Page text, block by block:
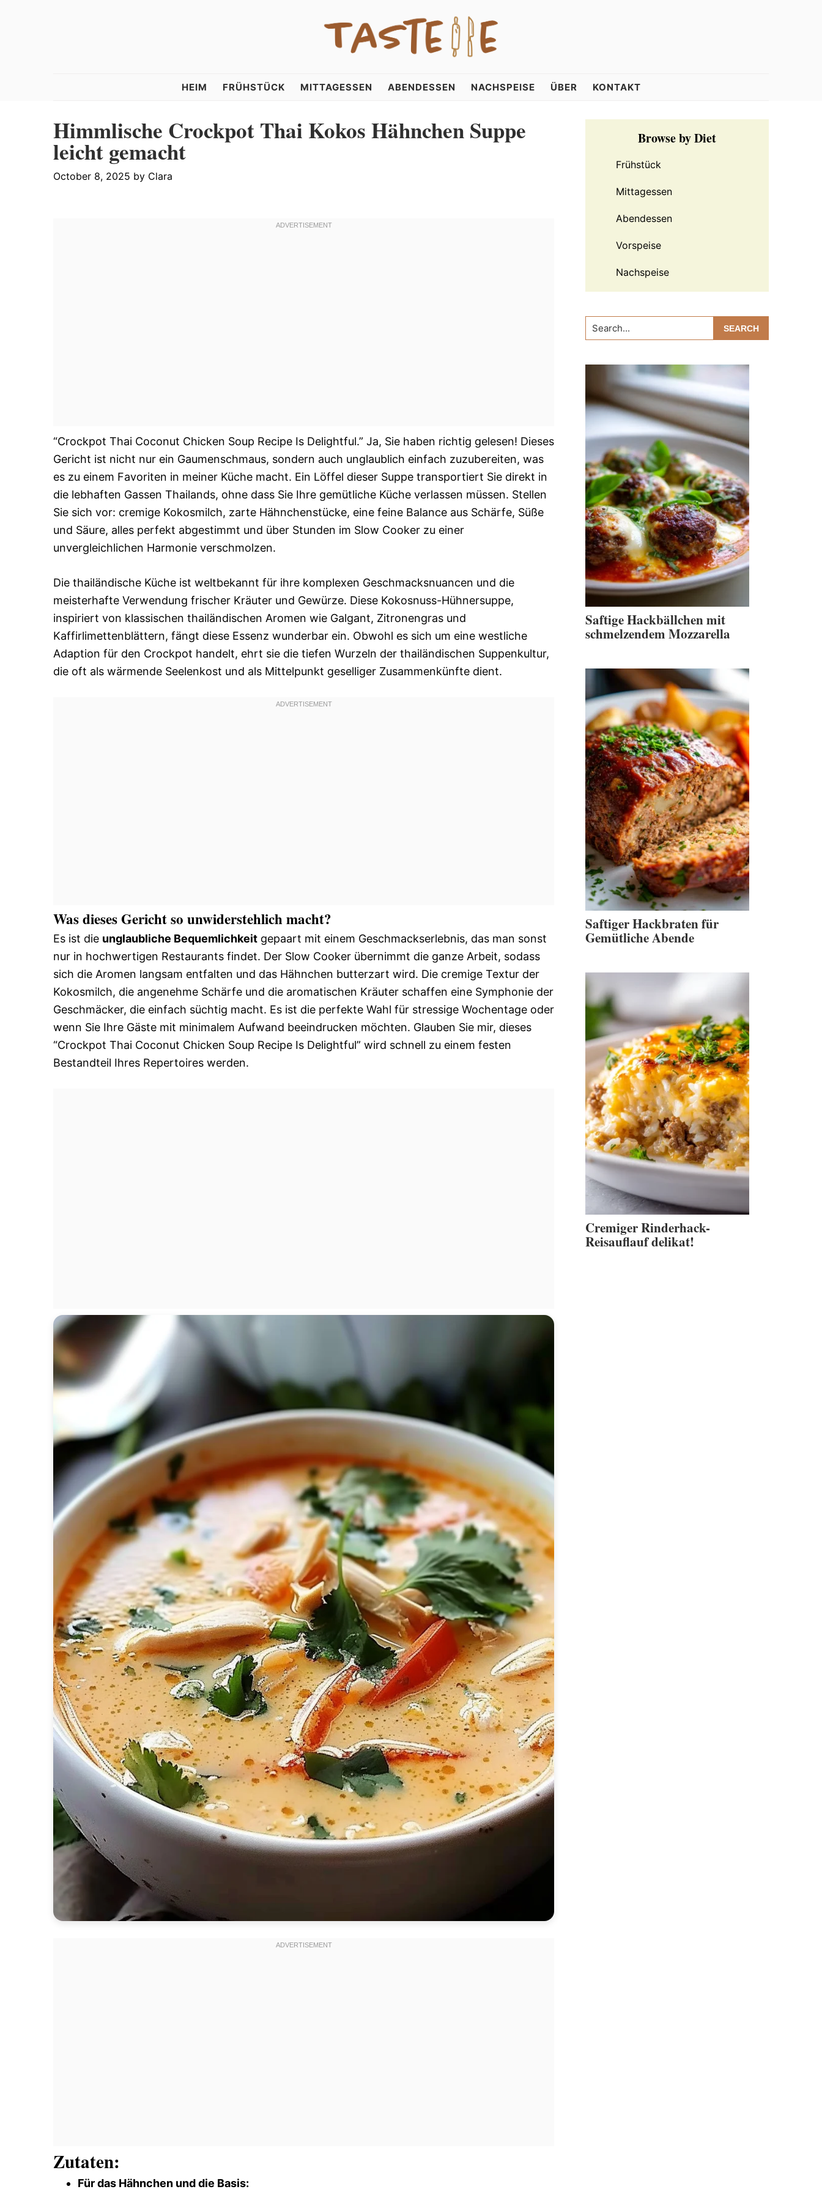
HEIM FRÜHSTÜCK MITTAGESSEN ABENDESSEN NACHSPEISE ÜBER KONTAKT
Himmlische Crockpot Thai Kokos Hähnchen Suppe
leicht gemacht
October 8, 2025 by Clara
“Crockpot Thai Coconut Chicken Soup Recipe Is Delightful.” Ja, Sie haben richtig gelesen! Dieses
Gericht ist nicht nur ein Gaumenschmaus, sondern auch unglaublich einfach zuzubereiten, was
es zu einem Favoriten in meiner Küche macht. Ein Löffel dieser Suppe transportiert Sie direkt in
die lebhaften Gassen Thailands, ohne dass Sie Ihre gemütliche Küche verlassen müssen. Stellen
Sie sich vor: cremige Kokosmilch, zarte Hähnchenstücke, eine feine Balance aus Schärfe, Süße
und Säure, alles perfekt abgestimmt und über Stunden im Slow Cooker zu einer
unvergleichlichen Harmonie verschmolzen.
Die thailändische Küche ist weltbekannt für ihre komplexen Geschmacksnuancen und die
meisterhafte Verwendung frischer Kräuter und Gewürze. Diese Kokosnuss-Hühnersuppe,
inspiriert von klassischen thailändischen Aromen wie Galgant, Zitronengras und
Kaffirlimettenblättern, fängt diese Essenz wunderbar ein. Obwohl es sich um eine westliche
Adaption für den Crockpot handelt, ehrt sie die tiefen Wurzeln der thailändischen Suppenkultur,
die oft als wärmende Seelenkost und als Mittelpunkt geselliger Zusammenkünfte dient.
Was dieses Gericht so unwiderstehlich macht?
Es ist die unglaubliche Bequemlichkeit gepaart mit einem Geschmackserlebnis, das man sonst
nur in hochwertigen Restaurants findet. Der Slow Cooker übernimmt die ganze Arbeit, sodass
sich die Aromen langsam entfalten und das Hähnchen butterzart wird. Die cremige Textur der
Kokosmilch, die angenehme Schärfe und die aromatischen Kräuter schaffen eine Symphonie der
Geschmäcker, die einfach süchtig macht. Es ist die perfekte Wahl für stressige Wochentage oder
wenn Sie Ihre Gäste mit minimalem Aufwand beeindrucken möchten. Glauben Sie mir, dieses
“Crockpot Thai Coconut Chicken Soup Recipe Is Delightful” wird schnell zu einem festen
Bestandteil Ihres Repertoires werden.
Zutaten:
Für das Hähnchen und die Basis:
Primary
SidebarBrowse by Diet
Frühstück
Mittagessen
Abendessen
Vorspeise
Nachspeise
Search...
Saftige Hackbällchen mit
schmelzendem Mozzarella
Saftiger Hackbraten für
Gemütliche Abende
Cremiger Rinderhack-
Reisauflauf delikat!